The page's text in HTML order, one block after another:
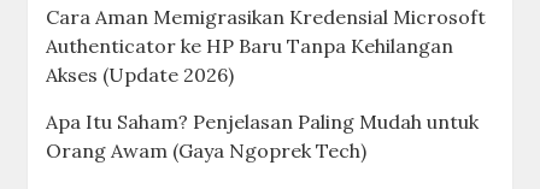
Cara Aman Memigrasikan Kredensial Microsoft
Authenticator ke HP Baru Tanpa Kehilangan
Akses (Update 2026)
Apa Itu Saham? Penjelasan Paling Mudah untuk
Orang Awam (Gaya Ngoprek Tech)